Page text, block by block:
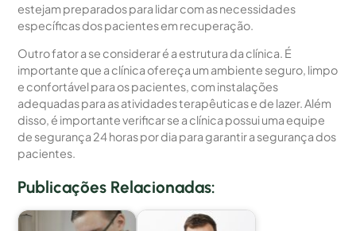
estejam preparados para lidar com as necessidades
específicas dos pacientes em recuperação.
Outro fator a se considerar é a estrutura da clínica. É
importante que a clínica ofereça um ambiente seguro, limpo
e confortável para os pacientes, com instalações
adequadas para as atividades terapêuticas e de lazer. Além
disso, é importante verificar se a clínica possui uma equipe
de segurança 24 horas por dia para garantir a segurança dos
pacientes.
Publicações Relacionadas: